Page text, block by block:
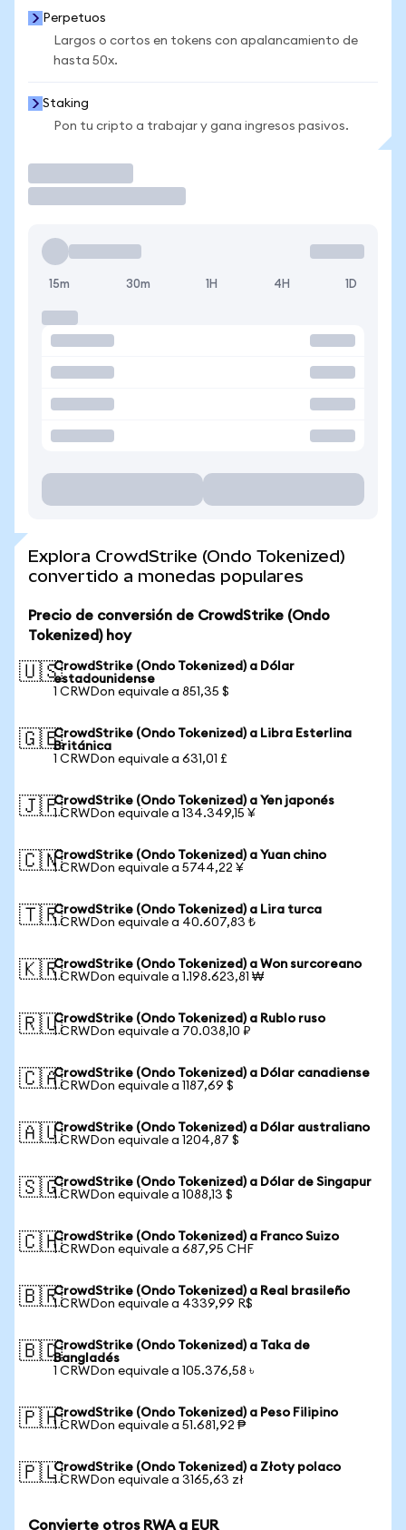
Perpetuos
Largos o cortos en tokens con apalancamiento de
hasta 50x.
Staking
Pon tu cripto a trabajar y gana ingresos pasivos.
15m 30m 1H 4H 1D
Explora CrowdStrike (Ondo Tokenized)
convertido a monedas populares
Precio de conversión de CrowdStrike (Ondo
Tokenized) hoy
🇺🇸CrowdStrike (Ondo Tokenized) a Dólar
estadounidense
1 CRWDon equivale a 851,35 $
🇬🇧CrowdStrike (Ondo Tokenized) a Libra Esterlina
Británica
1 CRWDon equivale a 631,01 £
🇯🇵CrowdStrike (Ondo Tokenized) a Yen japonés
1 CRWDon equivale a 134.349,15 ¥
🇨🇳CrowdStrike (Ondo Tokenized) a Yuan chino
1 CRWDon equivale a 5744,22 ¥
🇹🇷CrowdStrike (Ondo Tokenized) a Lira turca
1 CRWDon equivale a 40.607,83 ₺
🇰🇷CrowdStrike (Ondo Tokenized) a Won surcoreano
1 CRWDon equivale a 1.198.623,81 ₩
🇷🇺CrowdStrike (Ondo Tokenized) a Rublo ruso
1 CRWDon equivale a 70.038,10 ₽
🇨🇦CrowdStrike (Ondo Tokenized) a Dólar canadiense
1 CRWDon equivale a 1187,69 $
🇦🇺CrowdStrike (Ondo Tokenized) a Dólar australiano
1 CRWDon equivale a 1204,87 $
🇸🇬CrowdStrike (Ondo Tokenized) a Dólar de Singapur
1 CRWDon equivale a 1088,13 $
🇨🇭CrowdStrike (Ondo Tokenized) a Franco Suizo
1 CRWDon equivale a 687,95 CHF
🇧🇷CrowdStrike (Ondo Tokenized) a Real brasileño
1 CRWDon equivale a 4339,99 R$
🇧🇩CrowdStrike (Ondo Tokenized) a Taka de
Bangladés
1 CRWDon equivale a 105.376,58 ৳
🇵🇭CrowdStrike (Ondo Tokenized) a Peso Filipino
1 CRWDon equivale a 51.681,92 ₱
🇵🇱CrowdStrike (Ondo Tokenized) a Złoty polaco
1 CRWDon equivale a 3165,63 zł
Convierte otros RWA a EUR